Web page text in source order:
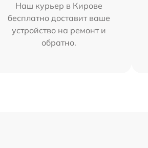
Наш курьер в Кирове
бесплатно доставит ваше
устройство на ремонт и
обратно.